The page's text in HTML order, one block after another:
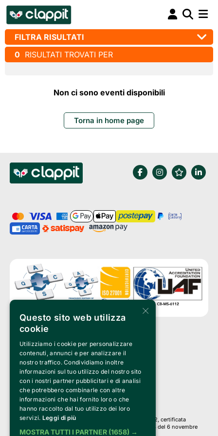
FILTRA RISULTATI
0 RISULTATI TROVATI PER
Non ci sono eventi disponibili
Torna in home page
Clappit è un marchio di proprietà di:
Bemils Srl
a Socio Unico
Via Fosse Ardeatine, 4 -20092 Cinisello Balsamo (MI)
PI 05589050961
Iscr. C.C.I.A.A. Milano R.E.A. 1833471
© 2010-2025 Bemils Srl - Tutti i diritti riservati
Credits:
Clappit è basato sulla piattaforma di biglietteria Belive 6.2, certificata
dall’Agenzia delle Entrate con protocollo n. 2025/445474 del 6 novembre
2025.
×
Questo sito web utilizza
cookie
Utilizziamo i cookie per personalizzare
contenuti, annunci e per analizzare il
nostro traffico. Condividiamo inoltre
informazioni sul tuo utilizzo del nostro sito
con i nostri partner pubblicitari e di analisi
che potrebbero combinarle con altre
informazioni che hai fornito loro o che
hanno raccolto dal tuo utilizzo dei loro
servizi. Leggi di più
MOSTRA TUTTI I PARTNER (1658) →